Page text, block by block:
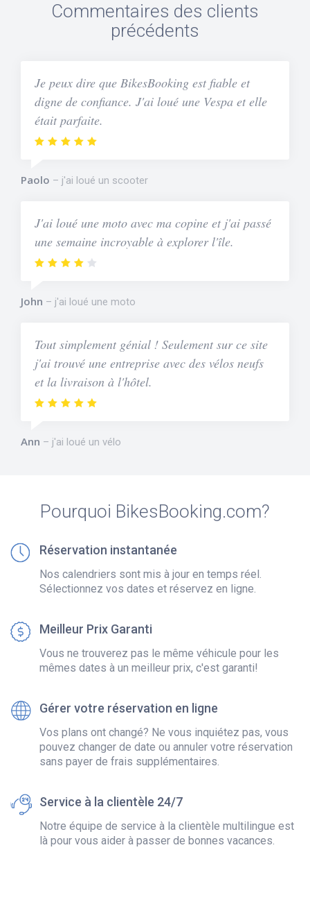
Commentaires des clients
précédents
Je peux dire que BikesBooking est fiable et
digne de confiance. J'ai loué une Vespa et elle
était parfaite.
Paolo j'ai loué un scooter
J'ai loué une moto avec ma copine et j'ai passé
une semaine incroyable à explorer l'île.
John j'ai loué une moto
Tout simplement génial ! Seulement sur ce site
j'ai trouvé une entreprise avec des vélos neufs
et la livraison à l'hôtel.
Ann j'ai loué un vélo
Pourquoi BikesBooking.com?
Réservation instantanée
Nos calendriers sont mis à jour en temps réel.
Sélectionnez vos dates et réservez en ligne.
Meilleur Prix Garanti
Vous ne trouverez pas le même véhicule pour les
mêmes dates à un meilleur prix, c'est garanti!
Gérer votre réservation en ligne
Vos plans ont changé? Ne vous inquiétez pas, vous
pouvez changer de date ou annuler votre réservation
sans payer de frais supplémentaires.
Service à la clientèle 24/7
Notre équipe de service à la clientèle multilingue est
là pour vous aider à passer de bonnes vacances.